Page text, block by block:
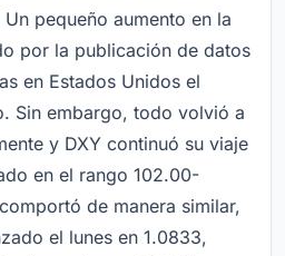
pequeño aumento en la
por la publicación de datos
en Estados Unidos el
Sin embargo, todo volvió a
y DXY continuó su viaje
en el rango 102.00-
de manera similar,
el lunes en 1.0833,